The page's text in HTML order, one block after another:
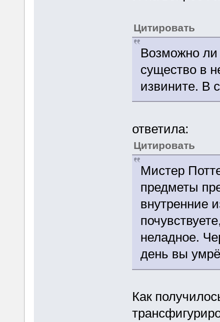
Цитировать
Возможно ли
существо в
извините. В
ответила:
Цитировать
Мистер
предметы
внутренние
неладное.
день вы
Как